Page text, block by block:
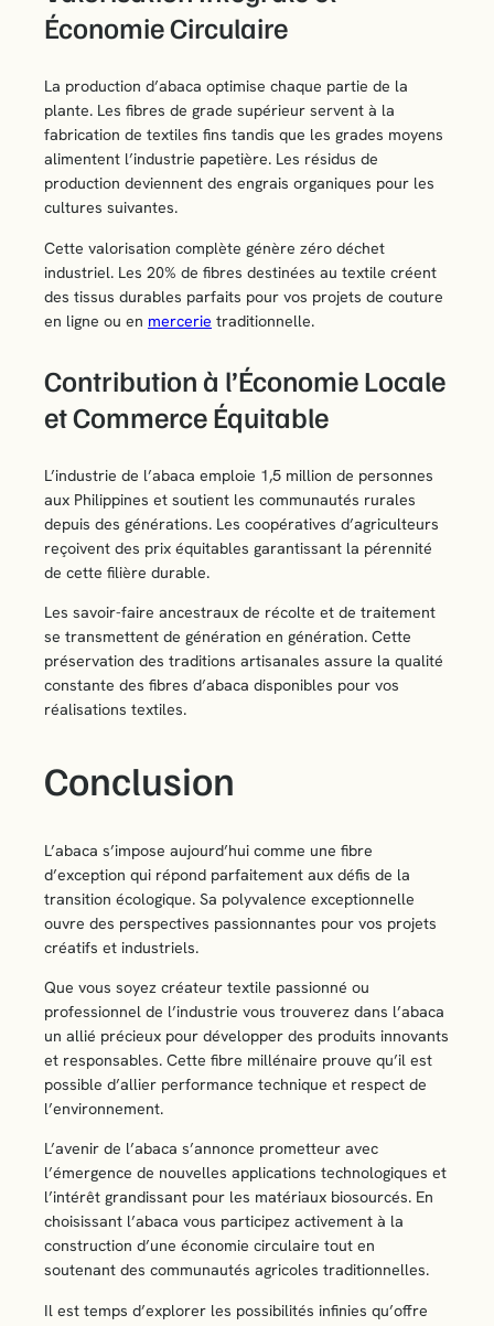
Économie Circulaire
La production d’abaca optimise chaque partie de la
plante. Les fibres de grade supérieur servent à la
fabrication de textiles fins tandis que les grades moyens
alimentent l’industrie papetière. Les résidus de
production deviennent des engrais organiques pour les
cultures suivantes.
Cette valorisation complète génère zéro déchet
industriel. Les 20% de fibres destinées au textile créent
des tissus durables parfaits pour vos projets de couture
en ligne ou en mercerie traditionnelle.
Contribution à l’Économie Locale
et Commerce Équitable
L’industrie de l’abaca emploie 1,5 million de personnes
aux Philippines et soutient les communautés rurales
depuis des générations. Les coopératives d’agriculteurs
reçoivent des prix équitables garantissant la pérennité
de cette filière durable.
Les savoir-faire ancestraux de récolte et de traitement
se transmettent de génération en génération. Cette
préservation des traditions artisanales assure la qualité
constante des fibres d’abaca disponibles pour vos
réalisations textiles.
Conclusion
L’abaca s’impose aujourd’hui comme une fibre
d’exception qui répond parfaitement aux défis de la
transition écologique. Sa polyvalence exceptionnelle
ouvre des perspectives passionnantes pour vos projets
créatifs et industriels.
Que vous soyez créateur textile passionné ou
professionnel de l’industrie vous trouverez dans l’abaca
un allié précieux pour développer des produits innovants
et responsables. Cette fibre millénaire prouve qu’il est
possible d’allier performance technique et respect de
l’environnement.
L’avenir de l’abaca s’annonce prometteur avec
l’émergence de nouvelles applications technologiques et
l’intérêt grandissant pour les matériaux biosourcés. En
choisissant l’abaca vous participez activement à la
construction d’une économie circulaire tout en
soutenant des communautés agricoles traditionnelles.
Il est temps d’explorer les possibilités infinies qu’offre